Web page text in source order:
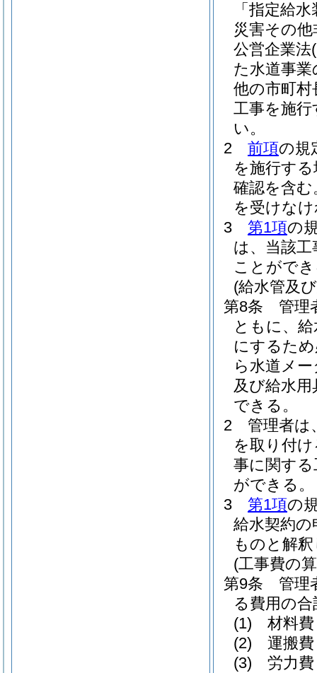
「指定給
災害その
公営企業法
た水道事
他の市町
工事を施
い。
2
前項の規
を施行す
確認を含む
を受けな
3
第1項の
は、当該
ことがで
(給水管及
第8条
管理
ともに、
にするた
ら水道メ
及び給水
できる。
2
管理者は
を取り付
事に関す
ができる。
3
第1項の
給水契約
ものと解
(工事費の
第9条
管理
る費用の
(1)
材料費
(2)
運搬費
(3)
労力費